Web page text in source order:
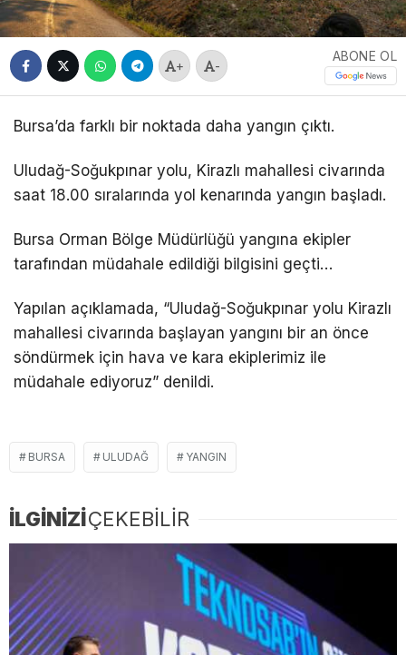
+ -
ABONE OL
Bursa’da farklı bir noktada daha yangın çıktı.
Uludağ-Soğukpınar yolu, Kirazlı mahallesi civarında
saat 18.00 sıralarında yol kenarında yangın başladı.
Bursa Orman Bölge Müdürlüğü yangına ekipler
tarafından müdahale edildiği bilgisini geçti…
Yapılan açıklamada, “Uludağ-Soğukpınar yolu Kirazlı
mahallesi civarında başlayan yangını bir an önce
söndürmek için hava ve kara ekiplerimiz ile
müdahale ediyoruz” denildi.
BURSA ULUDAĞ YANGIN
İLGİNİZİÇEKEBİLİR